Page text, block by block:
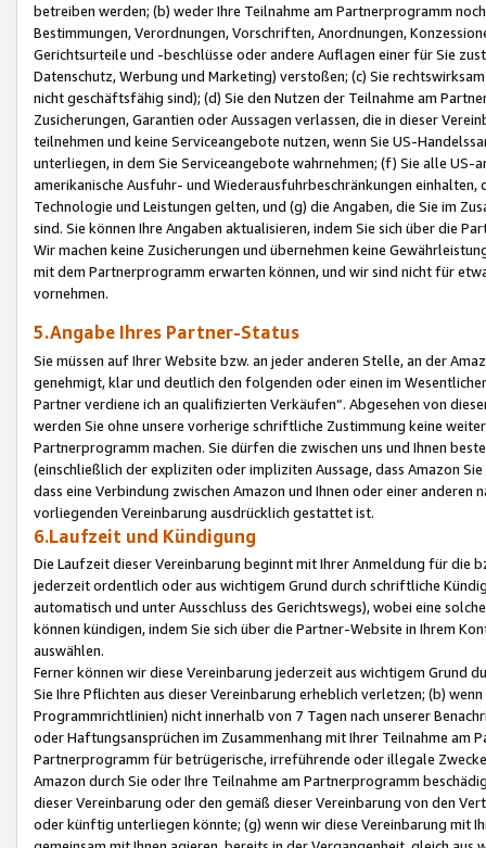
betreiben werden; (b) weder Ihre Teilnahme am Partnerprogramm
Bestimmungen, Verordnungen, Vorschriften, Anordnungen,
Gerichtsurteile und -beschlüsse oder andere Auflagen einer für Sie
Datenschutz, Werbung und Marketing) verstoßen; (c) Sie
nicht geschäftsfähig sind); (d) Sie den Nutzen der Teilnahme am
Zusicherungen, Garantien oder Aussagen verlassen, die in dieser
teilnehmen und keine Serviceangebote nutzen, wenn Sie US-
unterliegen, in dem Sie Serviceangebote wahrnehmen; (f) Sie alle
amerikanische Ausfuhr- und Wiederausfuhrbeschränkungen
Technologie und Leistungen gelten, und (g) die Angaben, die Sie im
sind. Sie können Ihre Angaben aktualisieren, indem Sie sich über die
Wir machen keine Zusicherungen und übernehmen keine
mit dem Partnerprogramm erwarten können, und wir sind nicht für
vornehmen.
5.Angabe Ihres Partner-Status
Sie müssen auf Ihrer Website bzw. an jeder anderen Stelle, an der
genehmigt, klar und deutlich den folgenden oder einen im
Partner verdiene ich an qualifizierten Verkäufen“. Abgesehen von
werden Sie ohne unsere vorherige schriftliche Zustimmung keine
Partnerprogramm machen. Sie dürfen die zwischen uns und Ihnen
(einschließlich der expliziten oder impliziten Aussage, dass Amazon
dass eine Verbindung zwischen Amazon und Ihnen oder einer
vorliegenden Vereinbarung ausdrücklich gestattet ist.
6.Laufzeit und Kündigung
Die Laufzeit dieser Vereinbarung beginnt mit Ihrer Anmeldung für die
jederzeit ordentlich oder aus wichtigem Grund durch schriftliche
automatisch und unter Ausschluss des Gerichtswegs), wobei eine
können kündigen, indem Sie sich über die Partner-Website in Ihrem
auswählen.
Ferner können wir diese Vereinbarung jederzeit aus wichtigem Grund
Sie Ihre Pflichten aus dieser Vereinbarung erheblich verletzen; (b)
Programmrichtlinien) nicht innerhalb von 7 Tagen nach unserer
oder Haftungsansprüchen im Zusammenhang mit Ihrer Teilnahme am
Partnerprogramm für betrügerische, irreführende oder illegale
Amazon durch Sie oder Ihre Teilnahme am Partnerprogramm
dieser Vereinbarung oder den gemäß dieser Vereinbarung von den
oder künftig unterliegen könnte; (g) wenn wir diese Vereinbarung mit